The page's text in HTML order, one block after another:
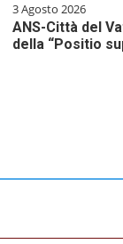
3 Agosto 2026
ANS-Città del
della “Positio